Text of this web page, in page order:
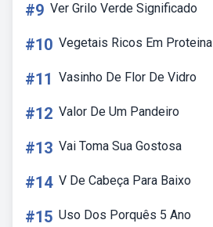
#9 Ver Grilo Verde Significado
#10 Vegetais Ricos Em Proteina
#11 Vasinho De Flor De Vidro
#12 Valor De Um Pandeiro
#13 Vai Toma Sua Gostosa
#14 V De Cabeça Para Baixo
#15 Uso Dos Porquês 5 Ano